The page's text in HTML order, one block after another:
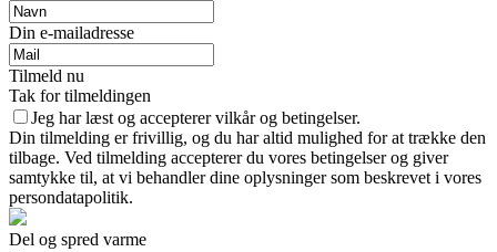
Din e-mailadresse
Tilmeld nu
Tak for tilmeldingen
Jeg har læst og accepterer vilkår og betingelser.
Din tilmelding er frivillig, og du har altid mulighed for at trække den
tilbage. Ved tilmelding accepterer du vores betingelser og giver
samtykke til, at vi behandler dine oplysninger som beskrevet i vores
persondatapolitik.
Del og spred varme